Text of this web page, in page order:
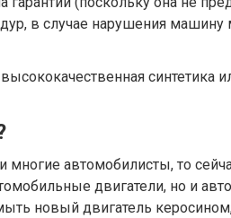
в случае нарушения машину
синтетика
автомобилисты, то
двигатели, но и
новый двигатель